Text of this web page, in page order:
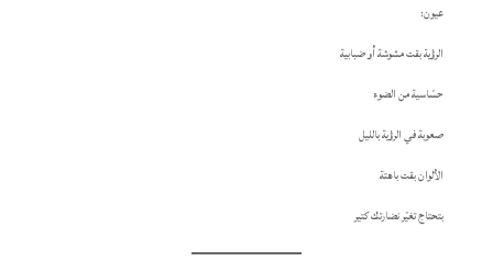
عيون:
الرؤية بقت مشوشة أو ضبابية
حسّاسية من الضوء
صعوبة في الرؤية بالليل
الألوان بقت باهتة
بتحتاج تغيّر نضارتك كتير